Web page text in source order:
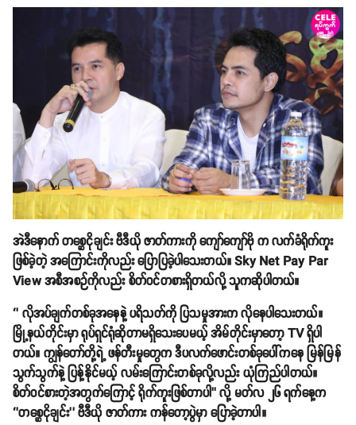
အဲဒီနောက် တစ္ဆေငိုချင်း ဗီဒီယို ဇာတ်ကားကို ကျော်ကျော်ဗို က လက်ခံရိုက်ကူး
ဖြစ်ခဲ့တဲ့ အကြောင်းကိုလည်း ပြောပြခဲ့ပါသေးတယ်။ Sky Net Pay Par
View အစီအစဉ်ကိုလည်း စိတ်ဝင်တစားရှိတယ်လို့ သူကဆိုပါတယ်။
‘’ လိုအပ်ချက်တစ်ခုအနေနဲ့ ပရိသတ်ကို ပြသမှုအားက လိုနေပါသေးတယ်။
မြို့နယ်တိုင်းမှာ ရုပ်ရှင်ရုံဆိုတာမရှိသေးပေမယ့် အိမ်တိုင်းမှာတော့ TV ရှိပါ
တယ်။ ကျွန်တော်တို့ရဲ့ ဖန်တီးမှုတွေက ဒီပလက်ဖောင်းတစ်ခုပေါ်ကနေ မြန်မြန်
သွက်သွက်နဲ့ ပြန့်နိုင်မယ့် လမ်းကြောင်းတစ်ခုလို့လည်း ယုံကြည်ပါတယ်။
စိတ်ဝင်စားတဲ့အတွက်ကြောင့် ရိုက်ကူးဖြစ်တာပါ’’ လို့ မတ်လ ၂၆ ရက်နေ့က
‘’တစ္ဆေငိုချင်း’’ ဗီဒီယို ဇာတ်ကား ကန်တော့ပွဲမှာ ပြောခဲ့တာပါ။